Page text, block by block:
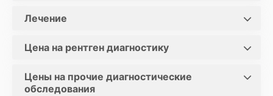
Лечение
Цена на рентген диагностику
Цены на прочие диагностические
обследования